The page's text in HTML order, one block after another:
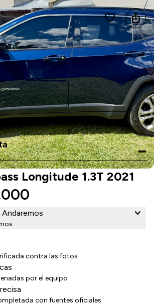
favorite ios_share
Longitude 1.3T 2021
expand_more
contra las fotos
por el equipo
con fuentes oficiales